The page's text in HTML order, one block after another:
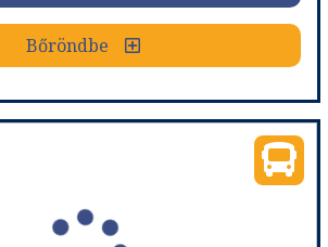
Bőröndbe
Francia körutazás - Párizs, Loire-völgye, Burgundia, Elzász
Franciaország
Város:Loire völgye
Utazás módja:Busszal